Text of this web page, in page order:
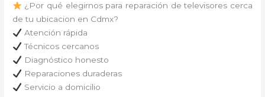
¿Por qué elegirnos para reparación de televisores cerca
de tu ubicacion en Cdmx?
Atención rápida
Técnicos cercanos
Diagnóstico honesto
Reparaciones duraderas
Servicio a domicilio